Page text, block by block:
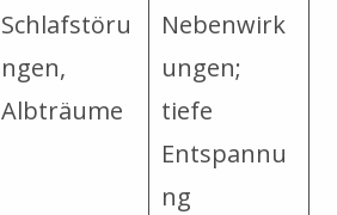
Schlafstöru
ngen,
Albträume
Nebenwirk
ungen;
tiefe
Entspannu
ng